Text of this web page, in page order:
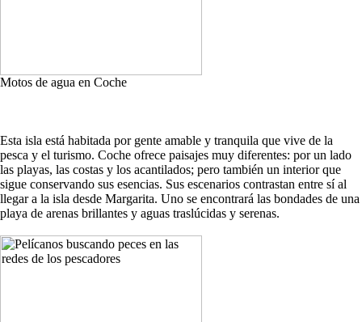
Motos de agua en Coche
Esta isla está habitada por gente amable y tranquila que vive de la
pesca y el turismo. Coche ofrece paisajes muy diferentes: por un lado
las playas, las costas y los acantilados; pero también un interior que
sigue conservando sus esencias. Sus escenarios contrastan entre sí al
llegar a la isla desde Margarita. Uno se encontrará las bondades de una
playa de arenas brillantes y aguas traslúcidas y serenas.